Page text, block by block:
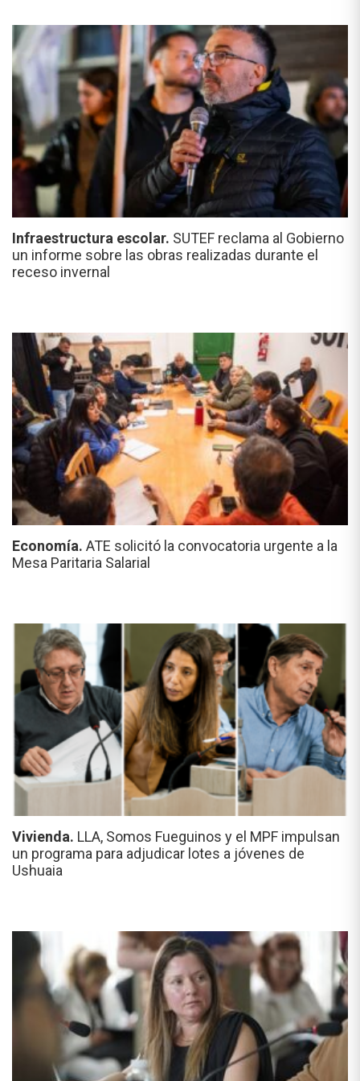
Infraestructura escolar. SUTEF reclama al Gobierno
un informe sobre las obras realizadas durante el
receso invernal
Economía. ATE solicitó la convocatoria urgente a la
Mesa Paritaria Salarial
Vivienda. LLA, Somos Fueguinos y el MPF impulsan
un programa para adjudicar lotes a jóvenes de
Ushuaia